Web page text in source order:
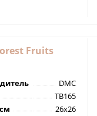
Fruits
DMC
TB165
26х26